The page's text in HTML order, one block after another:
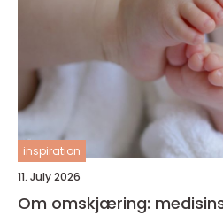
inspiration
11. July 2026
Om omskjæring: